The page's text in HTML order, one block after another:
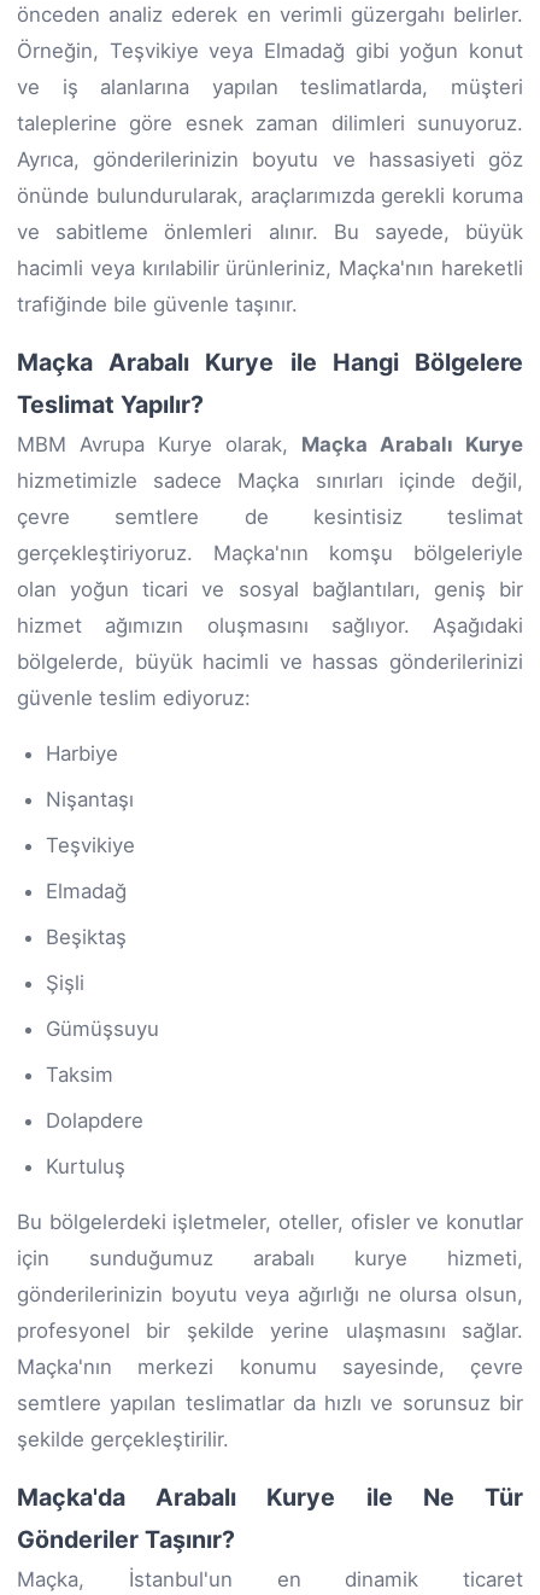
önceden analiz ederek en verimli güzergahı belirler.
Örneğin, Teşvikiye veya Elmadağ gibi yoğun konut
ve iş alanlarına yapılan teslimatlarda, müşteri
taleplerine göre esnek zaman dilimleri sunuyoruz.
Ayrıca, gönderilerinizin boyutu ve hassasiyeti göz
önünde bulundurularak, araçlarımızda gerekli koruma
ve sabitleme önlemleri alınır. Bu sayede, büyük
hacimli veya kırılabilir ürünleriniz, Maçka'nın hareketli
trafiğinde bile güvenle taşınır.
Maçka Arabalı Kurye ile Hangi Bölgelere
Teslimat Yapılır?
MBM Avrupa Kurye olarak, Maçka Arabalı Kurye
hizmetimizle sadece Maçka sınırları içinde değil,
çevre semtlere de kesintisiz teslimat
gerçekleştiriyoruz. Maçka'nın komşu bölgeleriyle
olan yoğun ticari ve sosyal bağlantıları, geniş bir
hizmet ağımızın oluşmasını sağlıyor. Aşağıdaki
bölgelerde, büyük hacimli ve hassas gönderilerinizi
güvenle teslim ediyoruz:
Harbiye
Nişantaşı
Teşvikiye
Elmadağ
Beşiktaş
Şişli
Gümüşsuyu
Taksim
Dolapdere
Kurtuluş
Bu bölgelerdeki işletmeler, oteller, ofisler ve konutlar
için sunduğumuz arabalı kurye hizmeti,
gönderilerinizin boyutu veya ağırlığı ne olursa olsun,
profesyonel bir şekilde yerine ulaşmasını sağlar.
Maçka'nın merkezi konumu sayesinde, çevre
semtlere yapılan teslimatlar da hızlı ve sorunsuz bir
şekilde gerçekleştirilir.
Maçka'da Arabalı Kurye ile Ne Tür
Gönderiler Taşınır?
Maçka, İstanbul'un en dinamik ticaret